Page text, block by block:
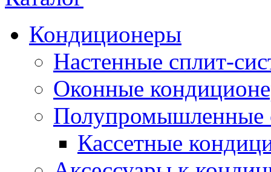
Кондиционеры
Настенные сплит-
Оконные
Полупромышленные
Кассетные